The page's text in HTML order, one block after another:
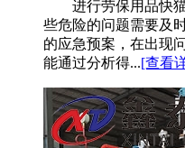
进行劳保用品快猫
些危险的问题需要及时
的应急预案，在出现
能通过分析得...[查看